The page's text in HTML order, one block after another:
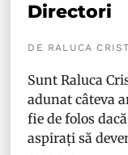
Directori
DE RALUCA
Sunt Raluca
adunat câteva
fie de folos
aspirați să